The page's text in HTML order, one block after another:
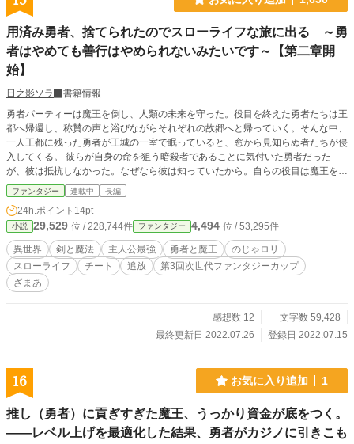
用済み勇者、捨てられたのでスローライフな旅に出る ～勇
者はやめても善行はやめられないみたいです～【第二章開
始】
日之影ソラ
書籍情報
勇者パーティーは魔王を倒し、人類の未来を守った。役目を終えた勇者たちは王
都へ帰還し、称賛の声と浴びながらそれぞれの故郷へと帰っていく。そんな中、
一人王都に残った勇者が王城の一室で眠っていると、窓から見知らぬ者たちが侵
入してくる。 彼らが自身の命を狙う暗殺者であることに気付いた勇者だった
が、彼は抵抗しなかった。なぜなら彼は知っていたから。自らの役目は魔王を倒
すこと。それが終われは用済みになることを。 そして、勇者は殺された。 王国
の人々は勇者の死を悲しみ、信じないと強く主張する者もいた。勇者が、人々の
英雄が死ぬはずがないと。きっと生きているのだと。 事実、彼は生きていた。
殺された勇者の遺体は、魔王だった少女が作り出した偽者だったのだ。こうして
勇者という肩書から解放された青年は、新たな旅に出る。 元勇者と元魔王のコ
ンビが、世界中を旅していろんなことを体験したり、時に人助けをしたりするお
話。 男性向けHOTランキング1位＆ファンタジー2位【07/20】
ファンタジー 連載中 長編
24h.ポイント 14pt
小説 29,529 位 / 228,744件 ファンタジー 4,494 位 / 53,295件
異世界 剣と魔法 主人公最強 勇者と魔王
のじゃロリ
スローライフ
チート 追放
第3回次世代ファンタジーカップ
ざまあ
感想数 12
文字数 59,428
最終更新日 2022.07.26
登録日 2022.07.15
16 お気に入り追加 1
推し（勇者）に貢ぎすぎた魔王、うっかり資金が底をつく。
――レベル上げを最適化した結果、勇者がカジノに引きこも